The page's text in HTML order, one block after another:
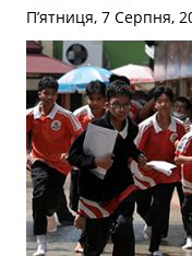
П’ятниця, 7 Серпня,